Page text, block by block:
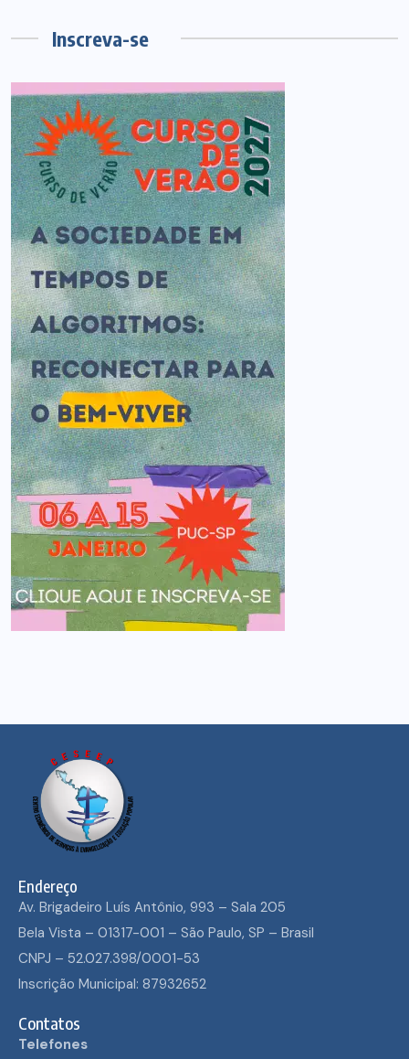
Inscreva-se
Endereço
Av. Brigadeiro Luís Antônio, 993 – Sala 205
Bela Vista – 01317-001 – São Paulo, SP – Brasil
CNPJ – 52.027.398/0001-53
Inscrição Municipal: 87932652
Contatos
Telefones